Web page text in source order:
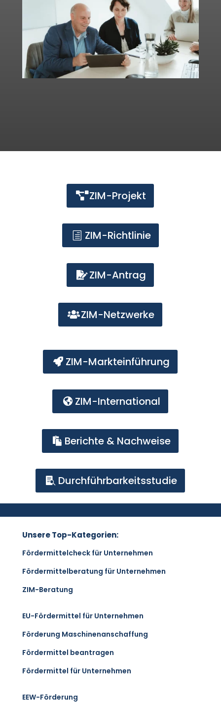
ZIM-Projekt
h ZIM-Richtlinie
ZIM-Antrag
ZIM-Netzwerke
 ZIM-Markteinführung
 ZIM-International
 Berichte & Nachweise
 Durchführbarkeitsstudie
Unsere Top-Kategorien:
Fördermittelcheck für Unternehmen
Fördermittelberatung für Unternehmen
ZIM-Beratung
EU-Fördermittel für Unternehmen
Förderung Maschinenanschaffung
Fördermittel beantragen
Fördermittel für Unternehmen
EEW-Förderung